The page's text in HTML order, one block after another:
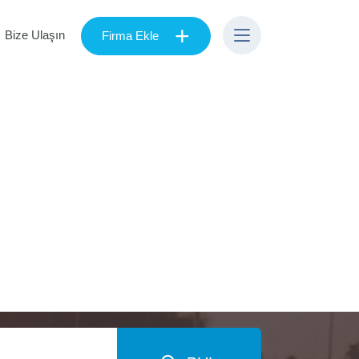
Bize Ulaşın Firma Ekle +